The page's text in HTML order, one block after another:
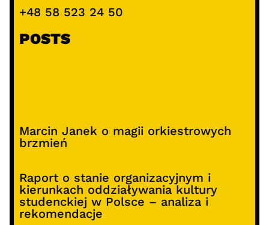
+48 58 523 24 50
POSTS
Marcin Janek o magii orkiestrowych
brzmień
Raport o stanie organizacyjnym i
kierunkach oddziaływania kultury
studenckiej w Polsce – analiza i
rekomendacje